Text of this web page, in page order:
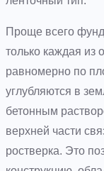
Проще всего
только каждая из
равномерно по
углубляются в
бетонным
верхней части
ростверка. Это